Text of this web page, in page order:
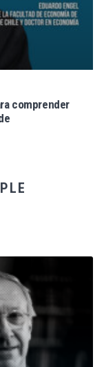
comprender